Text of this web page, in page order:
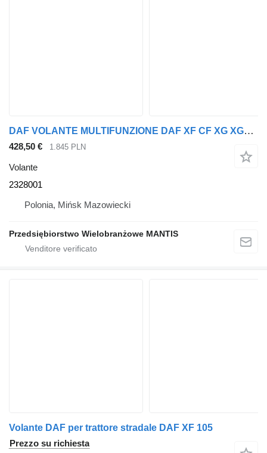
DAF VOLANTE MULTIFUNZIONE DAF XF CF XG XG+ 2328001 per trattore stradale DAF
428,50 € 1.845 PLN
Volante
2328001
Polonia, Mińsk Mazowiecki
Przedsiębiorstwo Wielobranżowe MANTIS
Volante DAF per trattore stradale DAF XF 105
Prezzo su richiesta